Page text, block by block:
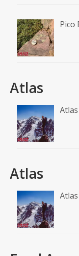
Pico
Atlas
Atlas